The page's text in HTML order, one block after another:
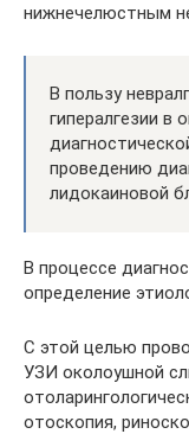
нижнечелюстным
В пользу
гипералгезии в
проведению
лидокаиновой
В процессе
определение
С этой целью
УЗИ околоушной
отоскопия,